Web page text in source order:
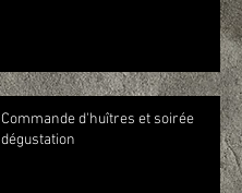
Commande d'huîtres et soirée
dégustation